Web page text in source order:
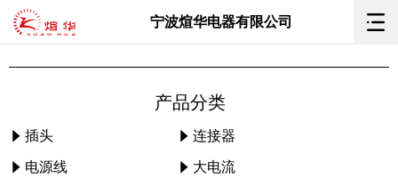
宁波煊华电器有限公司
产品分类
插头 连接器
电源线 大电流